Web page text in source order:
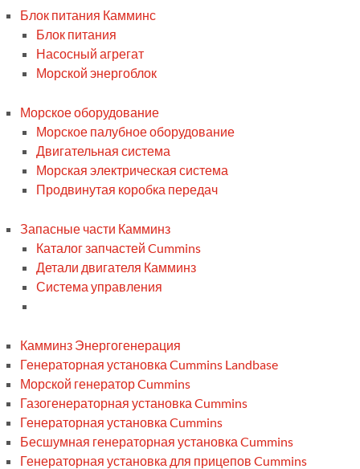
Блок питания Камминс
Блок питания
Насосный агрегат
Морской энергоблок
Морское оборудование
Морское палубное оборудование
Двигательная система
Морская электрическая система
Продвинутая коробка передач
Запасные части Камминз
Каталог запчастей Cummins
Детали двигателя Камминз
Система управления
Камминз Энергогенерация
Генераторная установка Cummins Landbase
Морской генератор Cummins
Газогенераторная установка Cummins
Генераторная установка Cummins
Бесшумная генераторная установка Cummins
Генераторная установка для прицепов Cummins